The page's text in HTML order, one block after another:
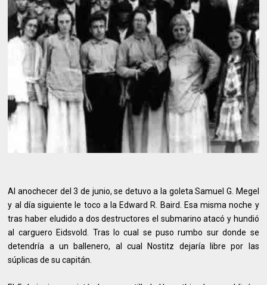
Al anochecer del 3 de junio, se detuvo a la goleta Samuel G. Megel
y al día siguiente le toco a la Edward R. Baird. Esa misma noche y
tras haber eludido a dos destructores el submarino atacó y hundió
al carguero Eidsvold. Tras lo cual se puso rumbo sur donde se
detendría a un ballenero, al cual Nostitz dejaría libre por las
súplicas de su capitán.